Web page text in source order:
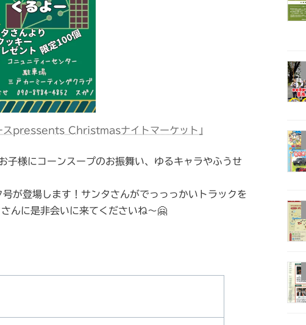
スpressents Christmasナイトマーケット｣
様にコーンスープのお振舞い、ゆるキャラやふうせ
が登場します！サンタさんがでっっっかいトラックを
んに是非会いに来てくださいね～🤗